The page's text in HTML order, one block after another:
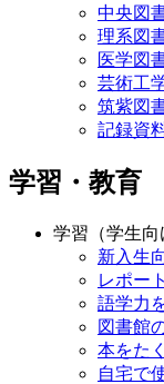
中央図
理系図
医学図
芸術工
筑紫図
記録資
学習・教育
学習（学生向
新入生
レポー
語学力
図書館
本をた
自宅で